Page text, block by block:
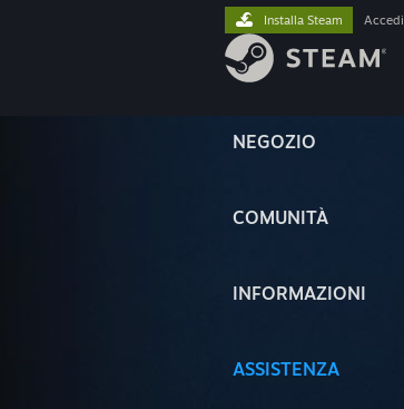
NEGOZIO
COMUNITÀ
INFORMAZIONI
ASSISTENZA
Installa Steam Accedi